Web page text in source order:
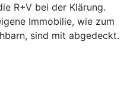
R+V bei der Klärung.
Immobilie, wie zum
sind mit abgedeckt.